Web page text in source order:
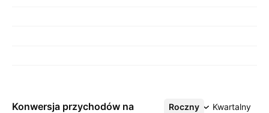
Konwersja przychodów na
Roczny Kwartalny
Więcej